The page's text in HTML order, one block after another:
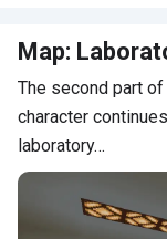
Map:
The second part
character
laboratory…